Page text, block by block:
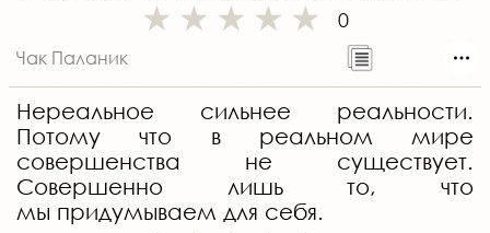
0
Чак Паланик
Нереальное сильнее реальности.
Потому что в реальном мире
совершенства не существует.
Совершенно лишь то, что
мы придумываем для себя.